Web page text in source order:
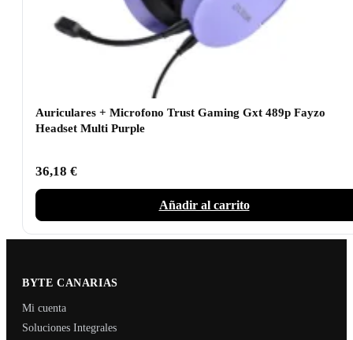
Auriculares + Microfono Trust Gaming Gxt 489p Fayzo
Headset Multi Purple
36,18 €
Añadir al carrito
BYTE CANARIAS
Mi cuenta
Soluciones Integrales